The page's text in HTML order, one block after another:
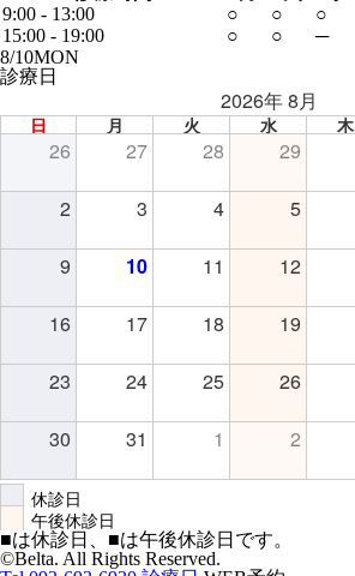
9:00 - 13:00
○ ○ ○
15:00 - 19:00
○ ○ ─
8/10MON
診療日
2026年 8月
日 月 火 水 木
26 27 28 29
2 3 4 5
9 10 11 12
16 17 18 19
23 24 25 26
30 31 1 2
休診日
午後休診日
■は休診日、 ■は午後休診日です。
©Belta. All Rights Reserved.